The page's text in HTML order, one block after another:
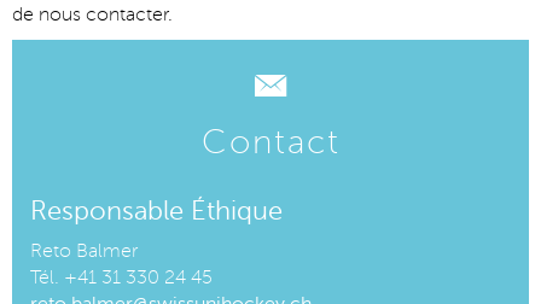
de nous contacter.
Contact
Responsable Éthique
Reto Balmer
Tél. +41 31 330 24 45